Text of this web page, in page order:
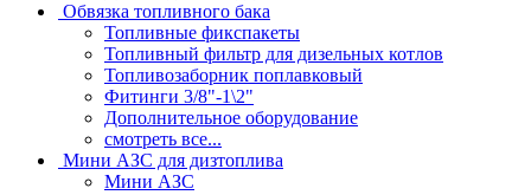
Обвязка топливного бака
Топливные фикспакеты
Топливный фильтр для дизельных котлов
Топливозаборник поплавковый
Фитинги 3/8"-1\2"
Дополнительное оборудование
смотреть все...
Мини АЗС для дизтоплива
Мини АЗС